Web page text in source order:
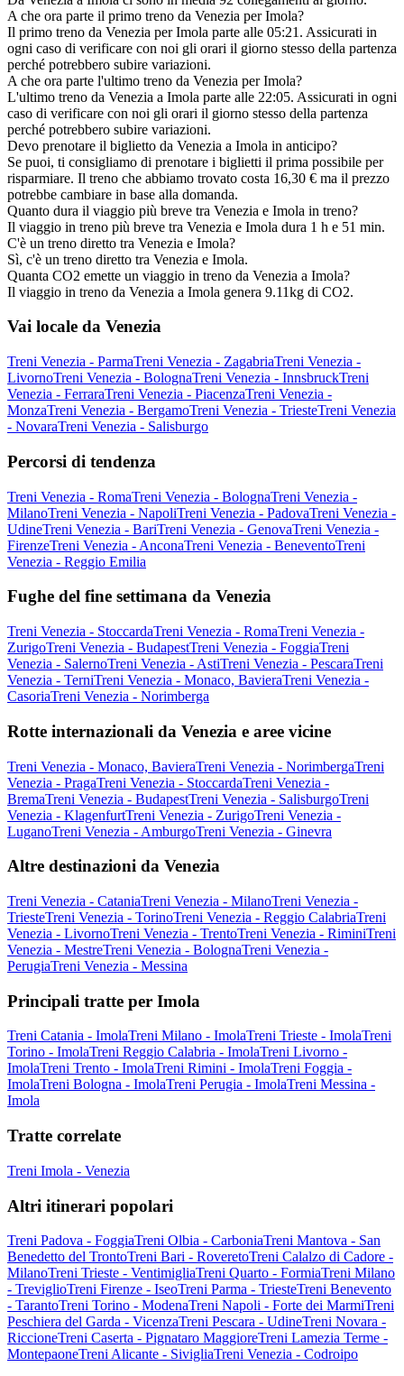
A che ora parte il primo treno da Venezia per Imola?
Il primo treno da Venezia per Imola parte alle 05:21. Assicurati in
ogni caso di verificare con noi gli orari il giorno stesso della partenza
perché potrebbero subire variazioni.
A che ora parte l'ultimo treno da Venezia per Imola?
L'ultimo treno da Venezia a Imola parte alle 22:05. Assicurati in ogni
caso di verificare con noi gli orari il giorno stesso della partenza
perché potrebbero subire variazioni.
Devo prenotare il biglietto da Venezia a Imola in anticipo?
Se puoi, ti consigliamo di prenotare i biglietti il prima possibile per
risparmiare. Il treno che abbiamo trovato costa 16,30 € ma il prezzo
potrebbe cambiare in base alla domanda.
Quanto dura il viaggio più breve tra Venezia e Imola in treno?
Il viaggio in treno più breve tra Venezia e Imola dura 1 h e 51 min.
C'è un treno diretto tra Venezia e Imola?
Sì, c'è un treno diretto tra Venezia e Imola.
Quanta CO2 emette un viaggio in treno da Venezia a Imola?
Il viaggio in treno da Venezia a Imola genera 9.11kg di CO2.
Vai locale da Venezia
Treni Venezia - ParmaTreni Venezia - ZagabriaTreni Venezia -
LivornoTreni Venezia - BolognaTreni Venezia - InnsbruckTreni
Venezia - FerraraTreni Venezia - PiacenzaTreni Venezia -
MonzaTreni Venezia - BergamoTreni Venezia - TriesteTreni Venezia
- NovaraTreni Venezia - Salisburgo
Percorsi di tendenza
Treni Venezia - RomaTreni Venezia - BolognaTreni Venezia -
MilanoTreni Venezia - NapoliTreni Venezia - PadovaTreni Venezia -
UdineTreni Venezia - BariTreni Venezia - GenovaTreni Venezia -
FirenzeTreni Venezia - AnconaTreni Venezia - BeneventoTreni
Venezia - Reggio Emilia
Fughe del fine settimana da Venezia
Treni Venezia - StoccardaTreni Venezia - RomaTreni Venezia -
ZurigoTreni Venezia - BudapestTreni Venezia - FoggiaTreni
Venezia - SalernoTreni Venezia - AstiTreni Venezia - PescaraTreni
Venezia - TerniTreni Venezia - Monaco, BavieraTreni Venezia -
CasoriaTreni Venezia - Norimberga
Rotte internazionali da Venezia e aree vicine
Treni Venezia - Monaco, BavieraTreni Venezia - NorimbergaTreni
Venezia - PragaTreni Venezia - StoccardaTreni Venezia -
BremaTreni Venezia - BudapestTreni Venezia - SalisburgoTreni
Venezia - KlagenfurtTreni Venezia - ZurigoTreni Venezia -
LuganoTreni Venezia - AmburgoTreni Venezia - Ginevra
Altre destinazioni da Venezia
Treni Venezia - CataniaTreni Venezia - MilanoTreni Venezia -
TriesteTreni Venezia - TorinoTreni Venezia - Reggio CalabriaTreni
Venezia - LivornoTreni Venezia - TrentoTreni Venezia - RiminiTreni
Venezia - MestreTreni Venezia - BolognaTreni Venezia -
PerugiaTreni Venezia - Messina
Principali tratte per Imola
Treni Catania - ImolaTreni Milano - ImolaTreni Trieste - ImolaTreni
Torino - ImolaTreni Reggio Calabria - ImolaTreni Livorno -
ImolaTreni Trento - ImolaTreni Rimini - ImolaTreni Foggia -
ImolaTreni Bologna - ImolaTreni Perugia - ImolaTreni Messina -
Imola
Tratte correlate
Treni Imola - Venezia
Altri itinerari popolari
Treni Padova - FoggiaTreni Olbia - CarboniaTreni Mantova - San
Benedetto del TrontoTreni Bari - RoveretoTreni Calalzo di Cadore -
MilanoTreni Trieste - VentimigliaTreni Quarto - FormiaTreni Milano
- TreviglioTreni Firenze - IseoTreni Parma - TriesteTreni Benevento
- TarantoTreni Torino - ModenaTreni Napoli - Forte dei MarmiTreni
Peschiera del Garda - VicenzaTreni Pescara - UdineTreni Novara -
RiccioneTreni Caserta - Pignataro MaggioreTreni Lamezia Terme -
MontepaoneTreni Alicante - SivigliaTreni Venezia - Codroipo